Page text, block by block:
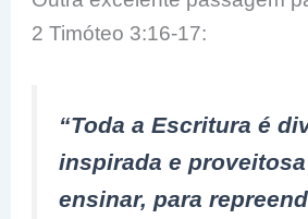
2 Timóteo 3:16-17:
“Toda a Escritura é
inspirada e
ensinar, para